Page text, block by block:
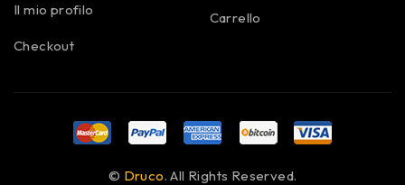
Il mio profilo
Checkout
Carrello
© Druco. All Rights Reserved.